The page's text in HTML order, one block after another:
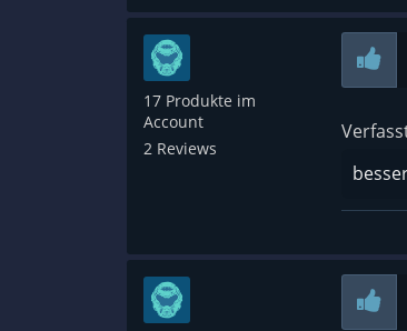
17 Produkte im
Account
2 Reviews